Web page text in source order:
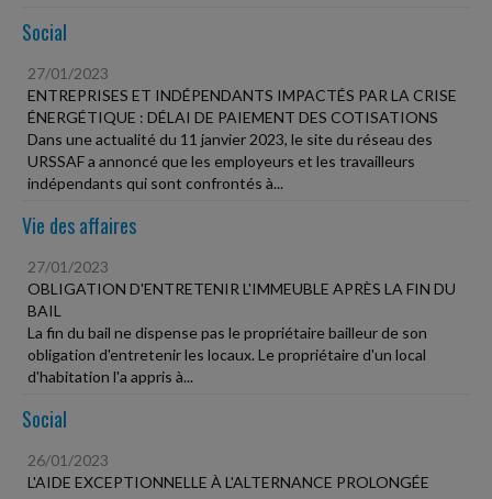
Social
27/01/2023
ENTREPRISES ET INDÉPENDANTS IMPACTÉS PAR LA CRISE
ÉNERGÉTIQUE : DÉLAI DE PAIEMENT DES COTISATIONS
Dans une actualité du 11 janvier 2023, le site du réseau des
URSSAF a annoncé que les employeurs et les travailleurs
indépendants qui sont confrontés à...
Vie des affaires
27/01/2023
OBLIGATION D'ENTRETENIR L'IMMEUBLE APRÈS LA FIN DU
BAIL
La fin du bail ne dispense pas le propriétaire bailleur de son
obligation d'entretenir les locaux. Le propriétaire d'un local
d'habitation l'a appris à...
Social
26/01/2023
L'AIDE EXCEPTIONNELLE À L'ALTERNANCE PROLONGÉE